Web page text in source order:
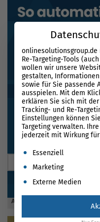
BLOG DURCHSUCHEN
ABONNIEREN SIE UNSEREN
onlinesolutionsgroup.de
Re-Targeting-Tools
wollen wir unsere
gestalten,
sowie für Sie passende
ausspielen. Mit dem
erklären Sie sich mit der
Tracking- und Re-
Einstellungen können
Targeting verwalten.
jederzeit mit Wirkung
Es folgt eine Liste der
Essenziell
Marketing
Externe Medien